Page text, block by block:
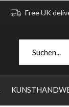
Free UK